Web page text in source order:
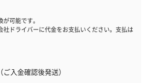
可能です。
社ドライバーに代金をお支払いください。支払は
入金確認後発送）